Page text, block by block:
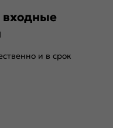
входные
и в срок